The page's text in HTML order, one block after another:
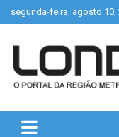
to
segunda-feira, agosto 10,
Londrix